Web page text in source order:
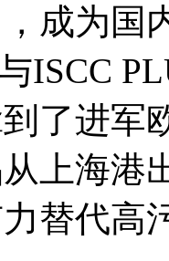
成为国
ISCC
了进军
上海港
替代高